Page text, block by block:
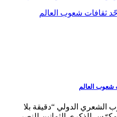
العالم
الدولي “دقيقة بلا